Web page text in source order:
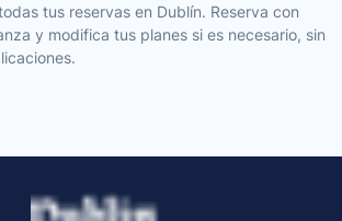
tus reservas en Dublín. Reserva con
y modifica tus planes si es necesario, sin